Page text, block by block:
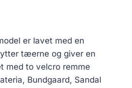
er lavet med en
tæerne og giver en
med to velcro remme
Bundgaard, Sandal